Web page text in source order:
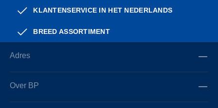
KLANTENSERVICE IN HET NEDERLANDS
BREED ASSORTIMENT
Adres
Over BP